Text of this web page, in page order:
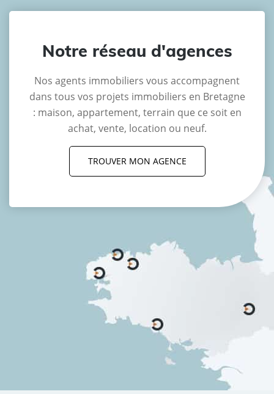
Notre réseau d'agences
Nos agents immobiliers vous accompagnent
dans tous vos projets immobiliers en Bretagne
: maison, appartement, terrain que ce soit en
achat, vente, location ou neuf.
TROUVER MON AGENCE